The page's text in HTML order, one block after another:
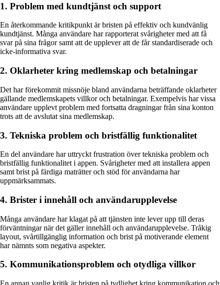
1. Problem med kundtjänst och support
En återkommande kritikpunkt är bristen på effektiv och kundvänlig
kundtjänst. Många användare har rapporterat svårigheter med att få
svar på sina frågor samt att de upplever att de får standardiserade och
icke-informativa svar.
2. Oklarheter kring medlemskap och betalningar
Det har förekommit missnöje bland användarna beträffande oklarheter
gällande medlemskapets villkor och betalningar. Exempelvis har vissa
användare upplevt problem med fortsatta dragningar från sina konton
trots att de avslutat sina medlemskap.
3. Tekniska problem och bristfällig funktionalitet
En del användare har uttryckt frustration över tekniska problem och
bristfällig funktionalitet i appen. Svårigheter med att installera appen
samt brist på färdiga maträtter och stöd för användarna har
uppmärksammats.
4. Brister i innehåll och användarupplevelse
Många användare har klagat på att tjänsten inte lever upp till deras
förväntningar när det gäller innehåll och användarupplevelse. Tråkig
layout, svårtillgänglig information och brist på motiverande element
har nämnts som negativa aspekter.
5. Kommunikationsproblem och otydliga villkor
En annan vanlig kritik är bristen på tydlighet kring kommunikation och